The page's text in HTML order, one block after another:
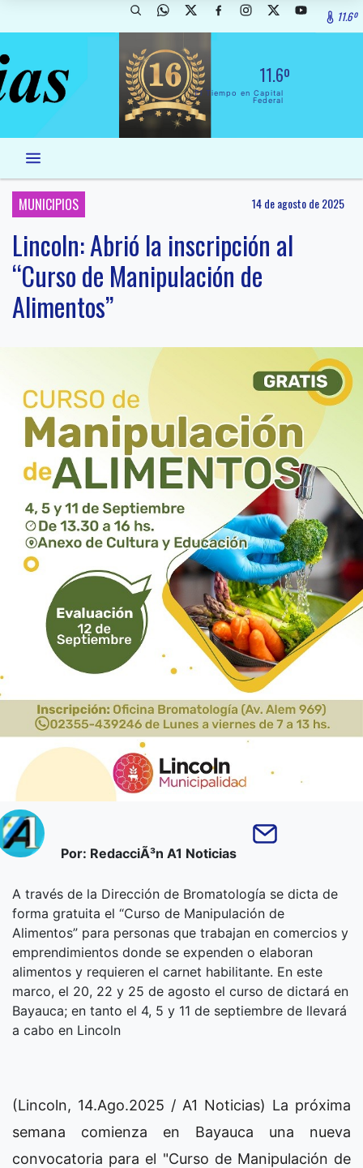
11.6º
11.6º
El Tiempo en Capital
Federal
MUNICIPIOS 14 de agosto de 2025
Lincoln: Abrió la inscripción al
“Curso de Manipulación de
Alimentos”
Por: RedacciÃ³n A1 Noticias
A través de la Dirección de Bromatología se dicta de
forma gratuita el “Curso de Manipulación de
Alimentos” para personas que trabajan en comercios y
emprendimientos donde se expenden o elaboran
alimentos y requieren el carnet habilitante. En este
marco, el 20, 22 y 25 de agosto el curso de dictará en
Bayauca; en tanto el 4, 5 y 11 de septiembre de llevará
a cabo en Lincoln
(Lincoln, 14.Ago.2025 / A1 Noticias) La próxima
semana comienza en Bayauca una nueva
convocatoria para el "Curso de Manipulación de